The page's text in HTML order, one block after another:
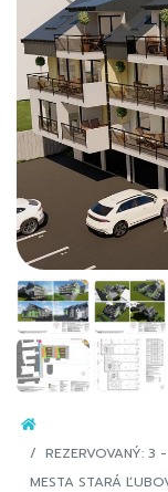
REZERVOVANÝ: 3
MESTA STARÁ